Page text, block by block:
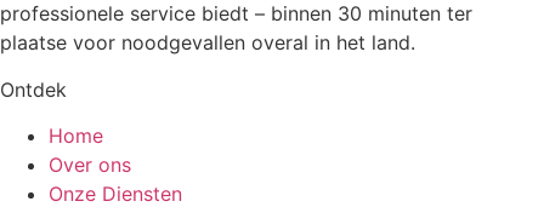
professionele service biedt – binnen 30 minuten ter
plaatse voor noodgevallen overal in het land.
Ontdek
Home
Over ons
Onze Diensten